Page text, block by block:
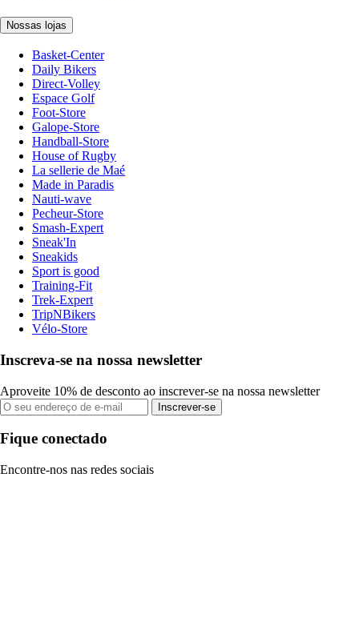
Nossas lojas
Basket-Center
Daily Bikers
Direct-Volley
Espace Golf
Foot-Store
Galope-Store
Handball-Store
House of Rugby
La sellerie de Maé
Made in Paradis
Nauti-wave
Pecheur-Store
Smash-Expert
Sneak'In
Sneakids
Sport is good
Training-Fit
Trek-Expert
TripNBikers
Vélo-Store
Inscreva-se na nossa newsletter
Aproveite 10% de desconto ao inscrever-se na nossa newsletter
Inscrever-se
Fique conectado
Encontre-nos nas redes sociais